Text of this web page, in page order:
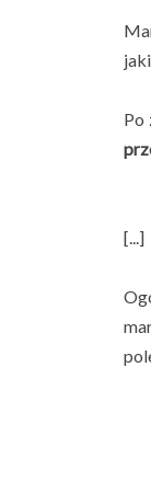
Po
[...]